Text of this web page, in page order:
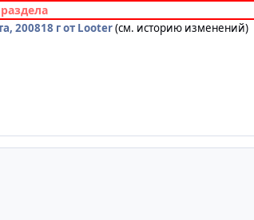
200818 гот Looter(см. историю изменений)